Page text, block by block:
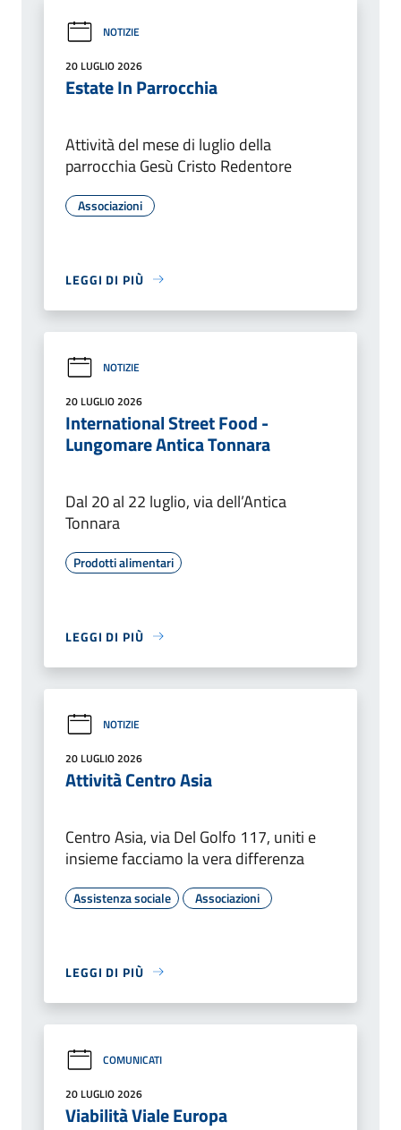
NOTIZIE
20 LUGLIO 2026
Estate In Parrocchia
Attività del mese di luglio della
parrocchia Gesù Cristo Redentore
Associazioni
LEGGI DI PIÙ
NOTIZIE
20 LUGLIO 2026
International Street Food -
Lungomare Antica Tonnara
Dal 20 al 22 luglio, via dell’Antica
Tonnara
Prodotti alimentari
LEGGI DI PIÙ
NOTIZIE
20 LUGLIO 2026
Attività Centro Asia
Centro Asia, via Del Golfo 117, uniti e
insieme facciamo la vera differenza
Assistenza sociale Associazioni
LEGGI DI PIÙ
COMUNICATI
20 LUGLIO 2026
Viabilità Viale Europa